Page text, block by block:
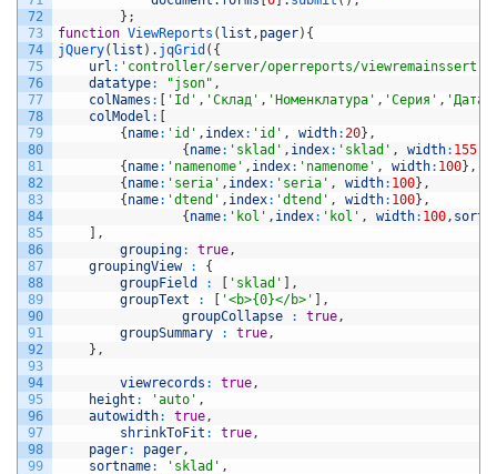
72
73
74
75
76
77
78
79
80
81
82
83
84
85
86
87
88
89
90
91
92
93
94
95
96
97
98
99
} ;
function ViewReports ( list , pager) {
jQuery( list ) . jqGrid ( {
url : 'controller/server/operreports/
datatype: "json" ,
colNames : [ 'Id' , 'Склад' , 'Номенклатура' , 'Серия' , 'Дата
colModel : [
{name: 'id' , index: 'id' , width: 20} ,
{name: 'sklad' , index: 'sklad' , width: 155
{name: 'namenome' , index: 'namenome' , width: 100} ,
{name: 'seria' , index: 'seria' , width: 100} ,
{name: 'dtend' , index: 'dtend' , width: 100} ,
{name: 'kol' , index: 'kol' , width: 100 ,
] ,
grouping: true ,
groupingView
:
{
groupField
: [ 'sklad' ] ,
groupText
: [ '<b>{0}</b>' ] ,
groupCollapse
: true ,
groupSummary
: true ,
} ,
viewrecords : true ,
height : 'auto' ,
autowidth: true ,
shrinkToFit : true ,
pager: pager ,
sortname: 'sklad' ,